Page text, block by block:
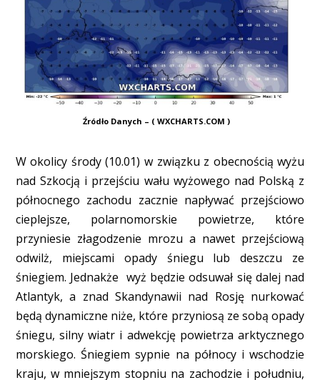
Źródło Danych – ( WXCHARTS.COM )
W okolicy środy (10.01) w związku z obecnością wyżu
nad Szkocją i przejściu wału wyżowego nad Polską z
północnego zachodu zacznie napływać przejściowo
cieplejsze, polarnomorskie powietrze, które
przyniesie złagodzenie mrozu a nawet przejściową
odwilż, miejscami opady śniegu lub deszczu ze
śniegiem. Jednakże wyż będzie odsuwał się dalej nad
Atlantyk, a znad Skandynawii nad Rosję nurkować
będą dynamiczne niże, które przyniosą ze sobą opady
śniegu, silny wiatr i adwekcję powietrza arktycznego
morskiego. Śniegiem sypnie na północy i wschodzie
kraju, w mniejszym stopniu na zachodzie i południu,